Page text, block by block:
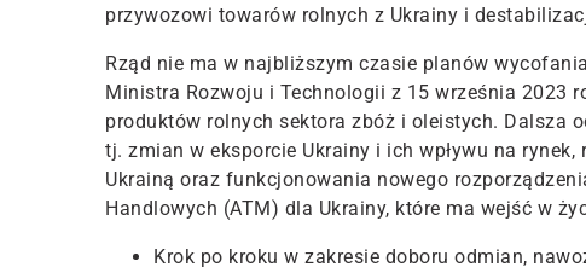
przywozowi towarów rolnych z Ukrainy i
Rząd nie ma w najbliższym czasie planów
Ministra Rozwoju i Technologii z 15 września 2023
produktów rolnych sektora zbóż i oleistych. Dalsza
tj. zmian w eksporcie Ukrainy i ich wpływu na
Ukrainą oraz funkcjonowania nowego
Handlowych (ATM) dla Ukrainy, które ma wejść w
Krok po kroku w zakresie doboru odmian,